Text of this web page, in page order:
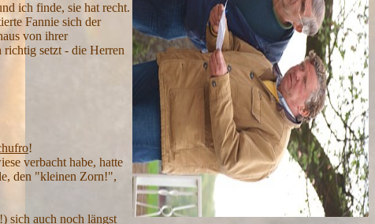
ich finde, sie hat recht.
Fannie sich der
von ihrer
richtig setzt - die Herren
!
verbacht habe, hatte
den "kleinen Zorn!",
sich auch noch längst